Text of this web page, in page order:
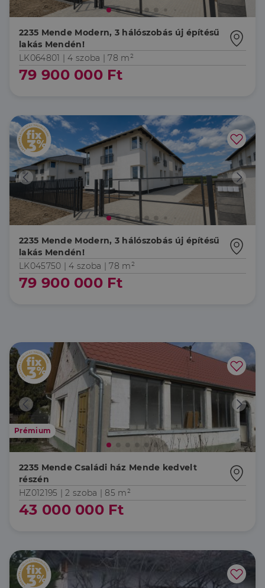
2235 Mende Modern, 3 hálószobás új építésű
lakás Mendén!
LK064801 |4 szoba | 78 m²
79 900 000 Ft
2235 Mende Modern, 3 hálószobás új építésű
lakás Mendén!
LK045750 |4 szoba | 78 m²
79 900 000 Ft
Prémium
2235 Mende Családi ház Mende kedvelt
részén
HZ012195 |2 szoba | 85 m²
43 000 000 Ft